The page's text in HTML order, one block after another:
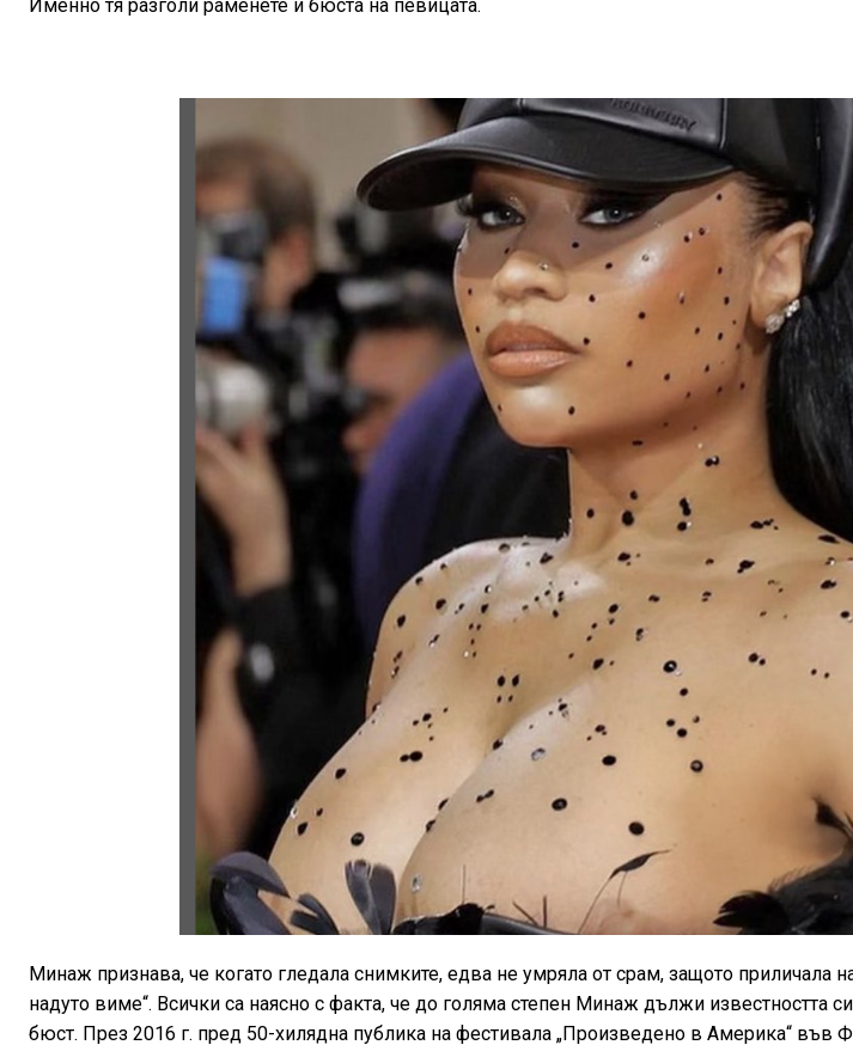
Именно тя разголи раменете и бюста на певицата.
Минаж признава, че когато гледала снимките, едва не умряла от срам, защото приличала
надуто виме“. Всички са наясно с факта, че до голяма степен Минаж дължи известността
бюст. През 2016 г. пред 50-хилядна публика на фестивала „Произведено в Америка“ във